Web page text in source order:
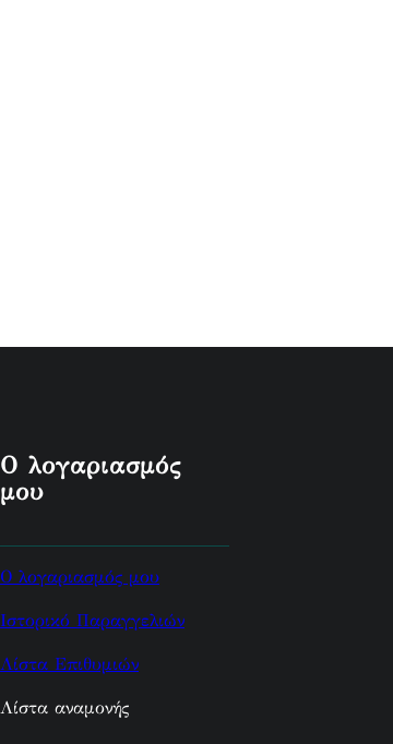
Ο λογαριασμός
μου
Ο λογαριασμός μου
Ιστορικό Παραγγελιών
Λίστα Επιθυμιών
Λίστα αναμονής